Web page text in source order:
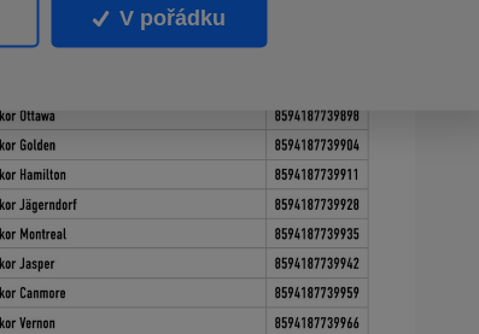
V pořádku